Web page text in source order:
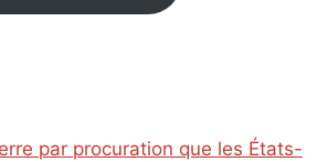
par procuration que les États-